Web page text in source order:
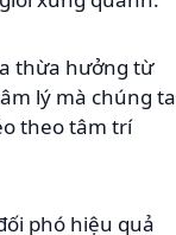
thừa hưởng từ
lý mà chúng ta
theo tâm trí
phó hiệu quả